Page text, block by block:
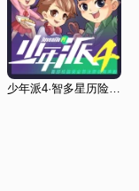
少年派4·智多星历险记番外篇